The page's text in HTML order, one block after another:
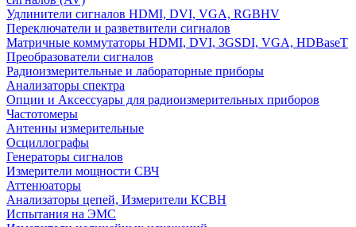
Удлинители сигналов HDMI, DVI, VGA, RGBHV
Переключатели и разветвители сигналов
Матричные коммутаторы HDMI, DVI, 3GSDI, VGA, HDBaseT
Преобразователи сигналов
Радиоизмерительные и лабораторные приборы
Анализаторы спектра
Опции и Аксессуары для радиоизмерительных приборов
Частотомеры
Антенны измерительные
Осциллографы
Генераторы сигналов
Измерители мощности СВЧ
Аттенюаторы
Анализаторы цепей, Измерители КСВН
Испытания на ЭМС